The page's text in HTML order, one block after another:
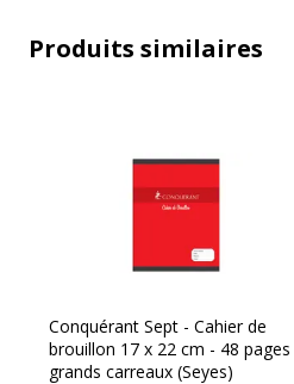
Produits similaires
Conquérant Sept - Cahier de
brouillon 17 x 22 cm - 48 pages
grands carreaux (Seyes)